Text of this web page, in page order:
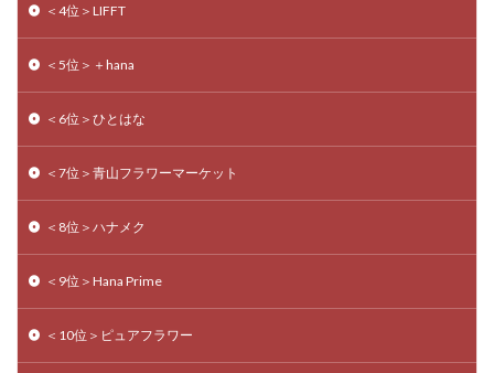
＜4位＞LIFFT
＜5位＞＋hana
＜6位＞ひとはな
＜7位＞青山フラワーマーケット
＜8位＞ハナメク
＜9位＞Hana Prime
＜10位＞ピュアフラワー